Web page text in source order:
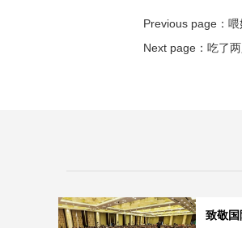
Previous page： 喂
Next page： 吃了
致敬